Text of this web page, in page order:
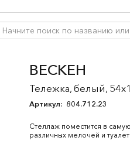
ВЕСКЕН
Тележка, белый,
Артикул: 804.712.23
Стеллаж поместится в
различных мелочей и